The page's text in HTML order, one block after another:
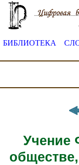
БИБЛИОТЕКА
Учение